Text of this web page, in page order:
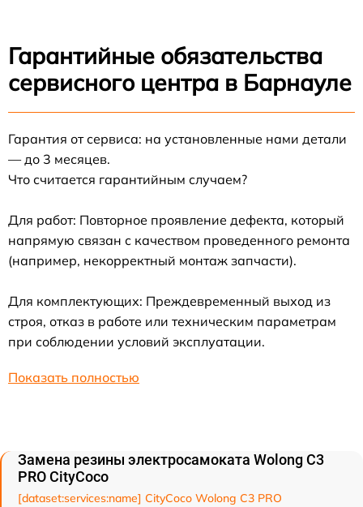
Гарантийные обязательства
сервисного центра в Барнауле
Гарантия от сервиса: на установленные нами детали
— до 3 месяцев.
Что считается гарантийным случаем?
Для работ: Повторное проявление дефекта, который
напрямую связан с качеством проведенного ремонта
(например, некорректный монтаж запчасти).
Для комплектующих: Преждевременный выход из
строя, отказ в работе или техническим параметрам
при соблюдении условий эксплуатации.
Показать полностью
Замена резины электросамоката Wolong C3
PRO CityCoco
[dataset:services:name] CityCoco Wolong C3 PRO